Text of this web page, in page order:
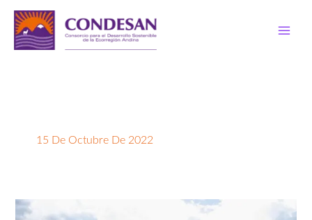
contenido
15 De Octubre De 2022
Sudamérica